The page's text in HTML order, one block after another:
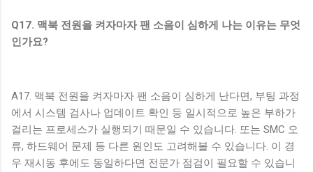
Q17. 맥북 전원을 켜자마자 팬 소음이 심하게 나는 이유는 무엇
인가요?
A17. 맥북 전원을 켜자마자 팬 소음이 심하게 난다면, 부팅 과정
에서 시스템 검사나 업데이트 확인 등 일시적으로 높은 부하가
걸리는 프로세스가 실행되기 때문일 수 있습니다. 또는 SMC 오
류, 하드웨어 문제 등 다른 원인도 고려해볼 수 있습니다. 이 경
우 재시동 후에도 동일하다면 전문가 점검이 필요할 수 있습니